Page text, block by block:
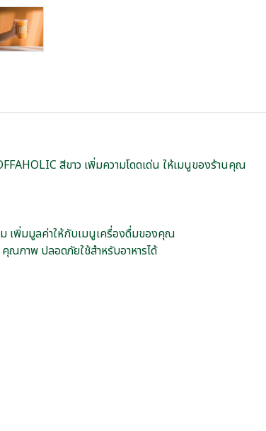
สีขาว เพิ่มความโดดเด่น ให้เมนูของร้านคุณ
เพิ่มมูลค่าให้กับเมนูเครื่องดื่มของคุณ
ภาพ ปลอดภัยใช้สำหรับอาหารได้